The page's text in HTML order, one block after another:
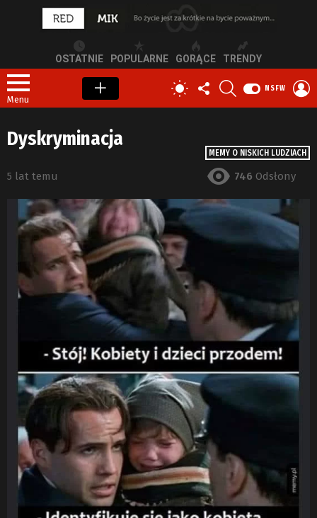
OSTATNIE POPULARNE GORĄCE TRENDY
Menu
PRZEŁĄCZ
SKÓRKĘ
OBSERWUJ
NAS
NSFW
MEMY O NISKICH LUDZIACH
Dyskryminacja
5 lat temu 746 Odsłony